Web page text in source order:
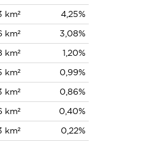
km²
4,25%
km²
3,08%
km²
1,20%
km²
0,99%
km²
0,86%
km²
0,40%
km²
0,22%